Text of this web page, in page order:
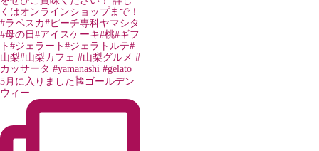
5月に入りました🎏ゴールデン
ウィー